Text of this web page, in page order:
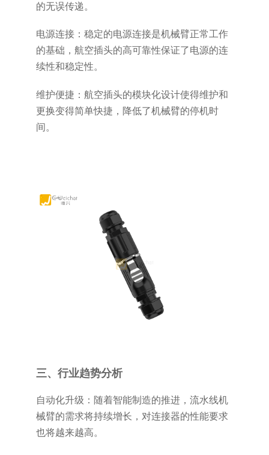
的无误传递。
电源连接：稳定的电源连接是机械臂正常工作
的基础，航空插头的高可靠性保证了电源的连
续性和稳定性。
维护便捷：航空插头的模块化设计使得维护和
更换变得简单快捷，降低了机械臂的停机时
间。
三、行业趋势分析
自动化升级：随着智能制造的推进，流水线机
械臂的需求将持续增长，对连接器的性能要求
也将越来越高。